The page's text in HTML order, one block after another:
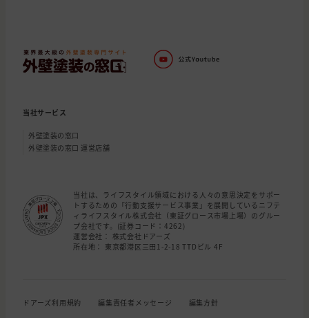
当社サービス
外壁塗装の窓口
外壁塗装の窓口 運営店舗
当社は、ライフスタイル領域における人々の意思決定をサポー
トするための「行動支援サービス事業」を展開しているニフテ
ィライフスタイル株式会社（東証グロース市場上場）のグルー
プ会社です。(証券コード：4262)
運営会社： 株式会社ドアーズ
所在地： 東京都港区三田1-2-18 TTDビル 4F
ドアーズ利用規約 編集責任者メッセージ 編集方針